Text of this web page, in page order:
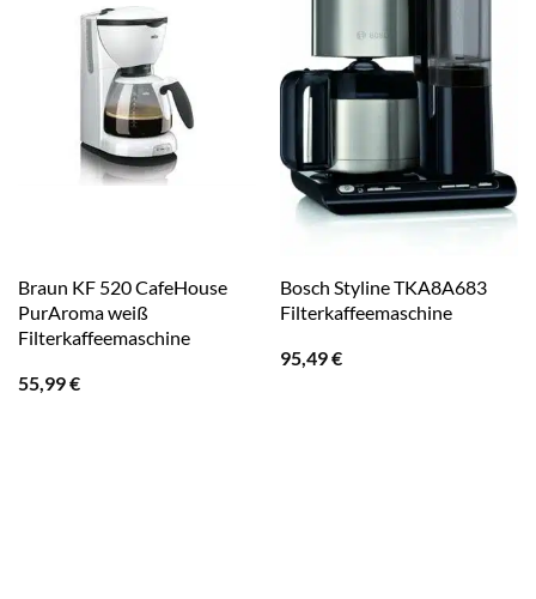
Braun KF 520 CafeHouse
PurAroma weiß
Filterkaffeemaschine
55,99€
Bosch Styline TKA8A683
Filterkaffeemaschine
95,49€